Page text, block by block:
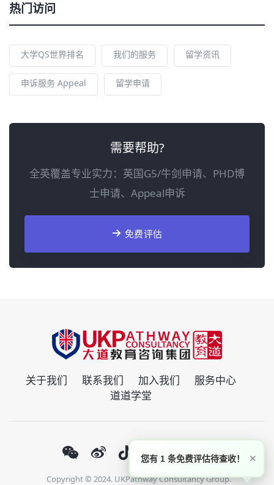
热门访问
大学QS世界排名 我们的服务 留学资讯
申诉服务 Appeal 留学申请
需要帮助?
全英覆盖专业实力：英国G5/牛剑申请、PHD博
士申请、Appeal申诉
免费评估
关于我们 联系我们 加入我们
服务中心
道道学堂
Copyright © 2024. UKPathway Consultancy Group.
×
您有 1 条免费评估待查收！